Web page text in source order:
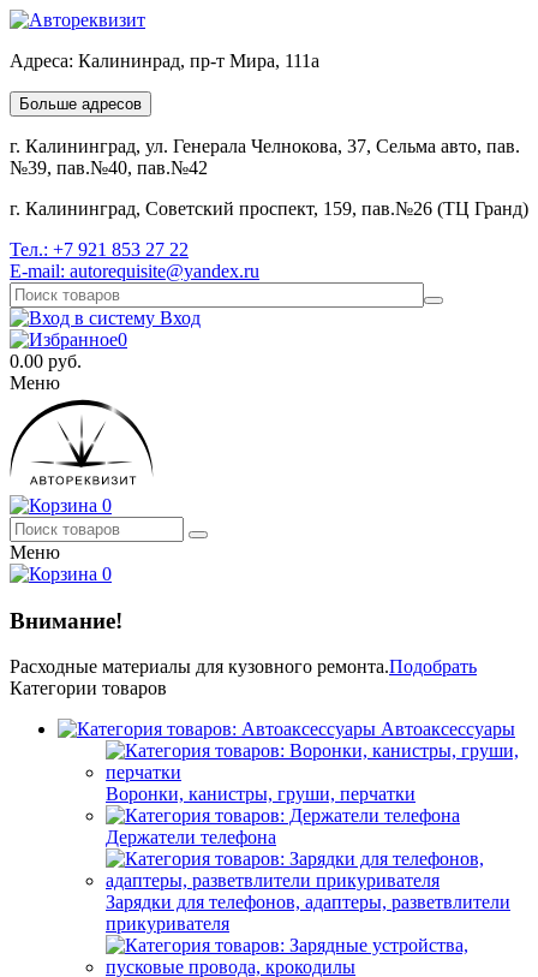
Адреса: Калининрад, пр-т Мира, 111а
Больше адресов
г. Калининград, ул. Генерала Челнокова, 37, Сельма авто, пав.
№39, пав.№40, пав.№42
г. Калининград, Советский проспект, 159, пав.№26 (ТЦ Гранд)
Тел.: +7 921 853 27 22
E-mail: autorequisite@yandex.ru
Вход
0
0.00 руб.
Меню
0
Меню
0
Внимание!
Расходные материалы для кузовного ремонта.Подобрать
Категории товаров
Автоаксессуары
Воронки, канистры, груши, перчатки
Держатели телефона
Зарядки для телефонов, адаптеры, разветвлители
прикуривателя